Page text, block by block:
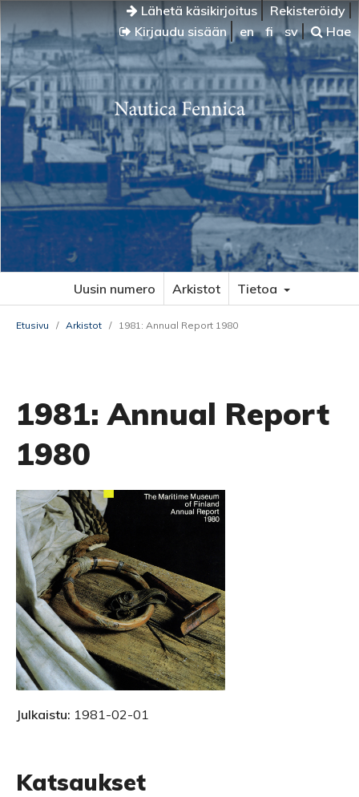
Lähetä käsikirjoitus
Rekisteröidy
Kirjaudu sisään
en fi sv Hae
Uusin numero Arkistot Tietoa
Etusivu / Arkistot / 1981: Annual Report 1980
1981: Annual Report
1980
Julkaistu: 1981-02-01
Katsaukset